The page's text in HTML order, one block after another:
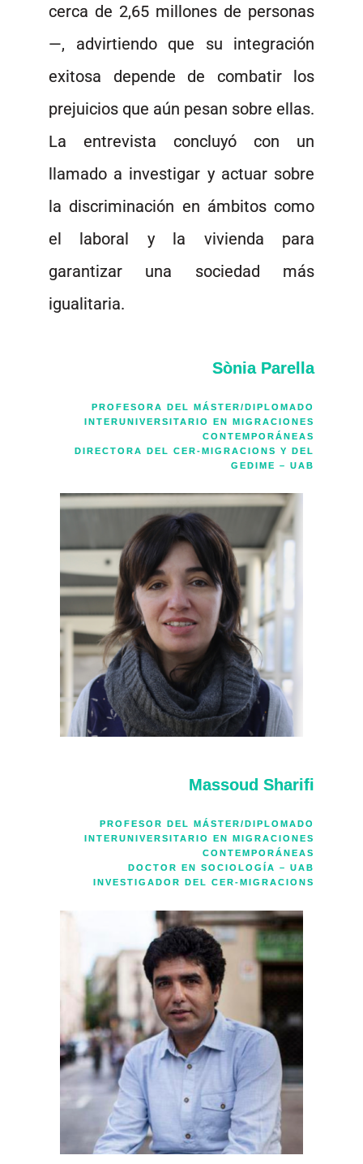
cerca de 2,65 millones de personas
—, advirtiendo que su integración
exitosa depende de combatir los
prejuicios que aún pesan sobre ellas.
La entrevista concluyó con un
llamado a investigar y actuar sobre
la discriminación en ámbitos como
el laboral y la vivienda para
garantizar una sociedad más
igualitaria.
Sònia Parella
PROFESORA DEL MÁSTER/DIPLOMADO
INTERUNIVERSITARIO EN MIGRACIONES
CONTEMPORÁNEAS
DIRECTORA DEL CER-MIGRACIONS Y DEL
GEDIME – UAB
Massoud Sharifi
PROFESOR DEL MÁSTER/DIPLOMADO
INTERUNIVERSITARIO EN MIGRACIONES
CONTEMPORÁNEAS
DOCTOR EN SOCIOLOGÍA – UAB
INVESTIGADOR DEL CER-MIGRACIONS